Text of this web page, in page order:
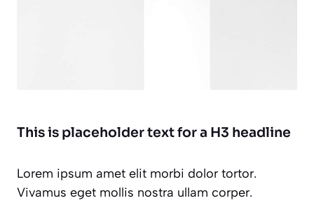
This is placeholder text for a H3 headline
Lorem ipsum amet elit morbi dolor tortor.
Vivamus eget mollis nostra ullam corper.